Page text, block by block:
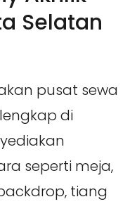
Selatan
pusat sewa
di
seperti meja,
tiang